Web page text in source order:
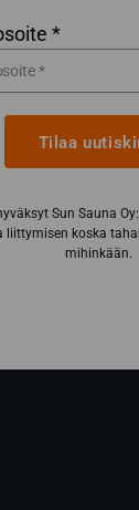
*
Tilaa
Sun Sauna
liittymisen koska
mihinkään.